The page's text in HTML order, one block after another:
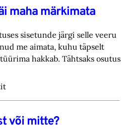
maha märkimata
sisetunde järgi selle veeru
me aimata, kuhu täpselt
hakkab. Tähtsaks osutus
või mitte?